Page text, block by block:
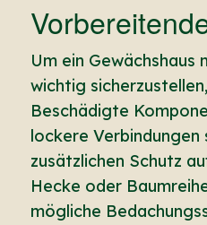
Um ein Gewächshaus
wichtig
Beschädigte
lockere
zusätzlichen Schutz
Hecke oder
mögliche